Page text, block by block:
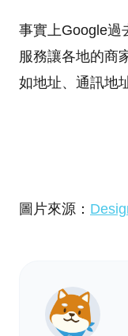
事實上Google過
服務讓各地的商
如地址、通訊地
圖片來源：